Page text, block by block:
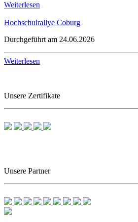
Weiterlesen
Hochschulrallye Coburg
Durchgeführt am 24.06.2026
Weiterlesen
Unsere Zertifikate
Unsere Partner